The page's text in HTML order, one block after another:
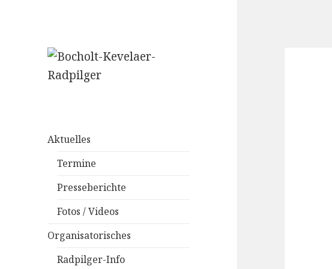
Aktuelles
Termine
Presseberichte
Fotos / Videos
Organisatorisches
Radpilger-Info